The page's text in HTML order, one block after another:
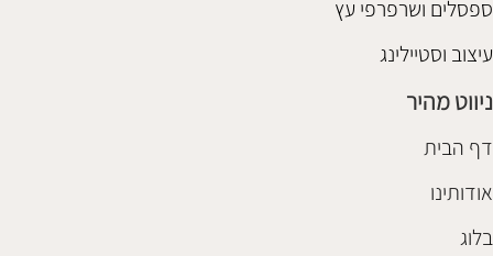
ספסלים ושרפרפי עץ
עיצוב וסטיילינג
ניווט מהיר
דף הבית
אודותינו
בלוג